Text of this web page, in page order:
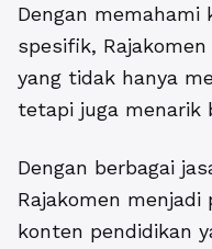
Dengan memahami
spesifik,
yang tidak hanya
tetapi juga menarik
Dengan berbagai
Rajakomen
konten pendidikan